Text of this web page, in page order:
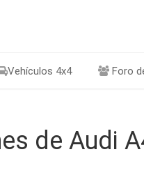
Vehículos 4x4 Foro
de Audi